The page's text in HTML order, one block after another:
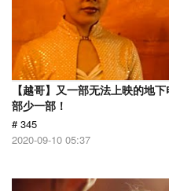
【越哥】又一部无法上映的地
部少一部！
# 345
2020-09-10 05:37